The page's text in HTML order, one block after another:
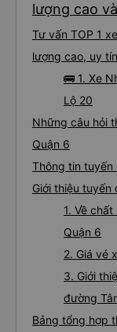
lượng cao
Tư vấn TOP 1
lượng cao, uy
🚌 1. Xe
Lộ 20
Những câu hỏi
Quận 6
Thông tin tuyến
Giới thiệu tuyến
1. Về
Quận 6
2. Giá vé
3. Giới
đường
Bảng tổng hợp